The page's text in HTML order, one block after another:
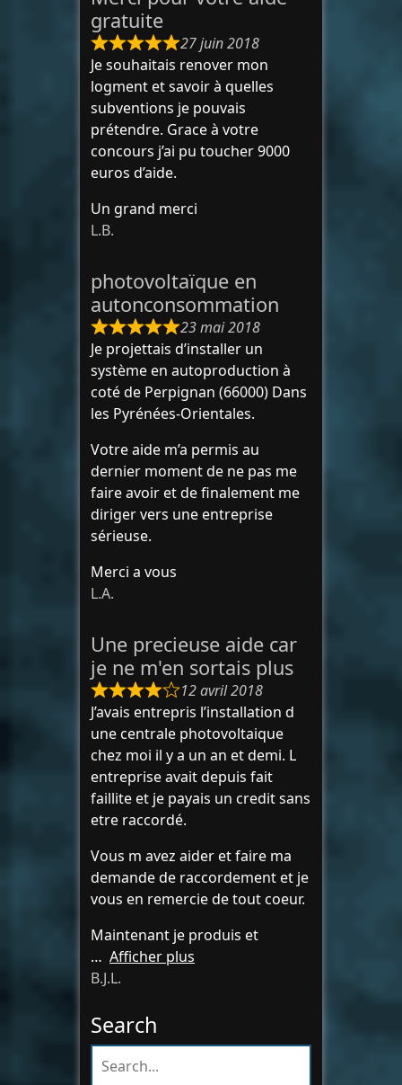
gratuite
27 juin 2018
Je souhaitais renover mon
logment et savoir à quelles
subventions je pouvais
prétendre. Grace à votre
concours j’ai pu toucher 9000
euros d’aide.
Un grand merci
L.B.
photovoltaïque en
autonconsommation
23 mai 2018
Je projettais d’installer un
système en autoproduction à
coté de Perpignan (66000) Dans
les Pyrénées-Orientales.
Votre aide m’a permis au
dernier moment de ne pas me
faire avoir et de finalement me
diriger vers une entreprise
sérieuse.
Merci a vous
L.A.
Une precieuse aide car
je ne m'en sortais plus
12 avril 2018
J’avais entrepris l’installation d
une centrale photovoltaique
chez moi il y a un an et demi. L
entreprise avait depuis fait
faillite et je payais un credit sans
etre raccordé.
Vous m avez aider et faire ma
demande de raccordement et je
vous en remercie de tout coeur.
Maintenant je produis et
Afficher plus
B.J.L.
Search